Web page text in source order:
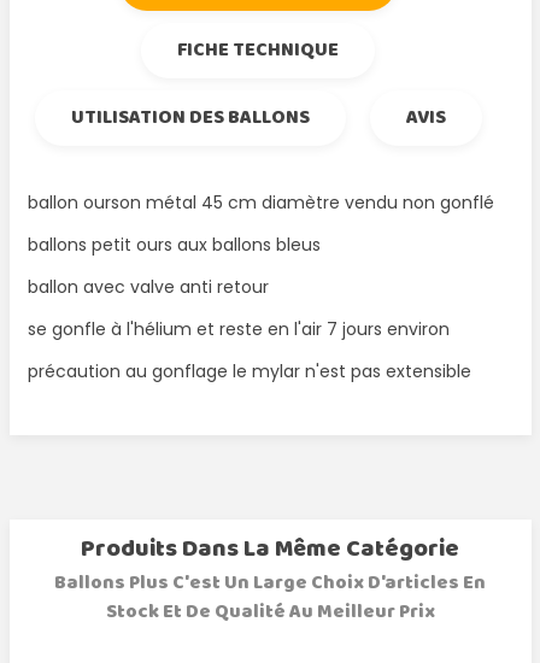
FICHE TECHNIQUE
UTILISATION DES BALLONS
AVIS
ballon ourson métal 45 cm diamètre vendu non gonflé
ballons petit ours aux ballons bleus
ballon avec valve anti retour
se gonfle à l'hélium et reste en l'air 7 jours environ
précaution au gonflage le mylar n'est pas extensible
Produits Dans La Même Catégorie
Ballons Plus C'est Un Large Choix D'articles En
Stock Et De Qualité Au Meilleur Prix